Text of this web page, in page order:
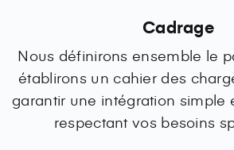
Cadrage
Nous définirons ensemble le
établirons un cahier des
garantir une intégration simple
respectant vos besoins